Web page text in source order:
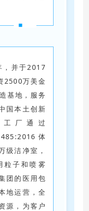
，并于2017
2500万美金
基地，服务
国本土创新
厂通过
体
级洁净室，
粒子和喷雾
团的医用包
地运营，全
源，为客户